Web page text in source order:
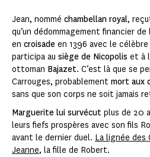
Jean, nommé chambellan royal,
qu’un dédommagement financier
en croisade en 1396 avec le
participa au siège de Nicopolis et à
ottoman Bajazet. C’est là que se
Carrouges, probablement mort aux
sans que son corps ne soit jamais
Marguerite lui survécut plus de 20
leurs fiefs prospères avec son fils
avant le dernier duel. La lignée des
Jeanne, la fille de Robert.